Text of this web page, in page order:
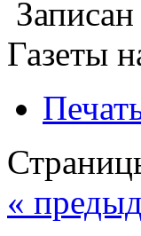
Записан
Газеты
«